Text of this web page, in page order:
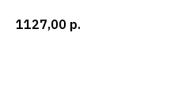
1127,00 р.